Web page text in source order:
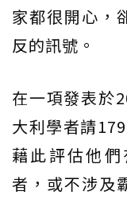
家都很開心，
反的訊號。
在一項發表於
大利學者請
藉此評估他
者，或不涉及